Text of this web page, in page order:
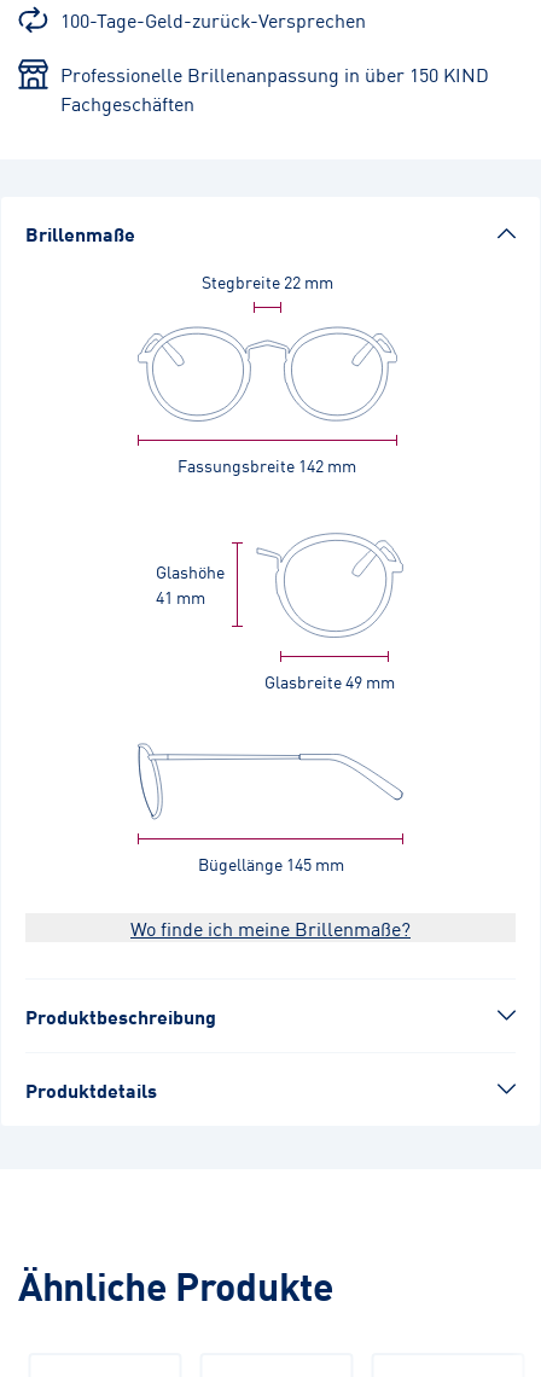
100-Tage-Geld-zurück-Versprechen
Professionelle Brillenanpassung in über 150 KIND
Fachgeschäften
Brillenmaße
Stegbreite 22 mm
Fassungsbreite 142 mm
Glasbreite49 mm
Glashöhe
41 mm
Bügellänge 145 mm
Wo finde ich meine Brillenmaße?
Produktbeschreibung
Produktdetails
Ähnliche Produkte